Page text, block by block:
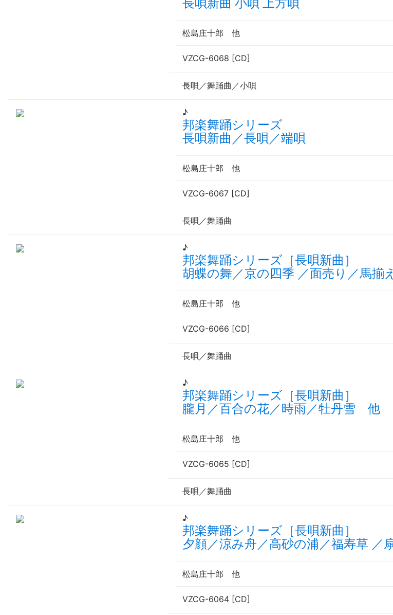
松島庄十郎 他
VZCG-6068 [CD]
長唄／舞踊曲／小唄
♪
邦楽舞踊シリーズ
長唄新曲／長唄／端唄
松島庄十郎 他
VZCG-6067 [CD]
長唄／舞踊曲
♪
邦楽舞踊シリーズ［長唄新曲］
胡蝶の舞／京の四季 ／面売り／馬
松島庄十郎 他
VZCG-6066 [CD]
長唄／舞踊曲
♪
邦楽舞踊シリーズ［長唄新曲］
朧月／百合の花／時雨／牡丹雪 他
松島庄十郎 他
VZCG-6065 [CD]
長唄／舞踊曲
♪
邦楽舞踊シリーズ［長唄新曲］
夕顔／涼み舟／高砂の浦／福寿草 ／
松島庄十郎 他
VZCG-6064 [CD]